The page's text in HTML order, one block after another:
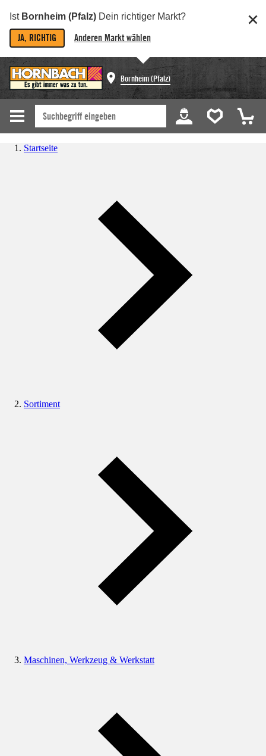
Ist Bornheim (Pfalz) Dein richtiger Markt?
JA, RICHTIG Anderen Markt wählen
Bornheim (Pfalz)
Startseite
Sortiment
Maschinen, Werkzeug & Werkstatt